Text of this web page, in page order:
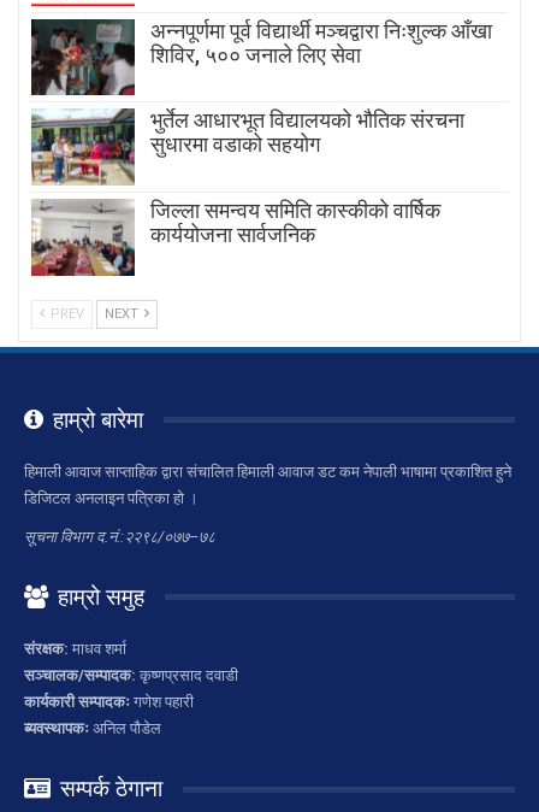
अन्नपूर्णमा पूर्व विद्यार्थी मञ्चद्वारा निःशुल्क आँखा
शिविर, ५०० जनाले लिए सेवा
भुर्तेल आधारभूत विद्यालयको भौतिक संरचना
सुधारमा वडाको सहयोग
जिल्ला समन्वय समिति कास्कीको वार्षिक
कार्ययोजना सार्वजनिक
PREV NEXT
हाम्रो बारेमा
हिमाली आवाज साप्ताहिक द्वारा संचालित हिमाली आवाज डट कम नेपाली भाषामा प्रकाशित हुने
डिजिटल अनलाइन पत्रिका हो ।
सूचना विभाग द.नं.:२२९८/०७७–७८
हाम्रो समुह
संरक्षक: माधव शर्मा
सञ्चालक/सम्पादक: कृष्णप्रसाद दवाडी
कार्यकारी सम्पादकः गणेश पहारी
ब्यवस्थापकः अनिल पौडेल
सम्पर्क ठेगाना